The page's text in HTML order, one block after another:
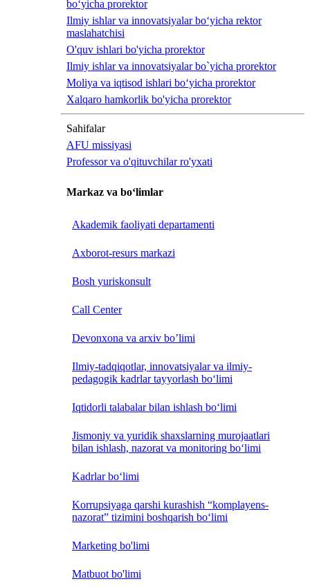
bo‘yicha prorektor
Ilmiy ishlar va innovatsiyalar bo‘yicha rektor
maslahatchisi
O'quv ishlari bo'yicha prorektor
Ilmiy ishlar va innovatsiyalar bo`yicha prorektor
Moliya va iqtisod ishlari bo‘yicha prorektor
Xalqaro hamkorlik bo'yicha prorektor
Sahifalar
AFU missiyasi
Professor va o'qituvchilar ro'yxati
Markaz va bo‘limlar
Akademik faoliyati departamenti
Axborot-resurs markazi
Bosh yuriskonsult
Call Center
Devonxona va arxiv bo’limi
Ilmiy-tadqiqotlar, innovatsiyalar va ilmiy-
pedagogik kadrlar tayyorlash bo‘limi
Iqtidorli talabalar bilan ishlash bo‘limi
Jismoniy va yuridik shaxslarning murojaatlari
bilan ishlash, nazorat va monitoring bo‘limi
Kadrlar bo‘limi
Korrupsiyaga qarshi kurashish “komplayens-
nazorat” tizimini boshqarish bo‘limi
Marketing bo'limi
Matbuot bo'limi